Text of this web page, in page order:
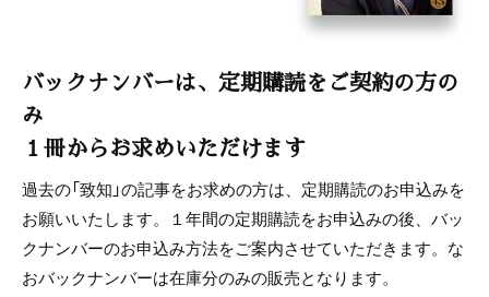
バックナンバーは、定期購読をご契約の方の
み
１冊からお求めいただけます
過去の「致知」の記事をお求めの方は、定期購読のお申込みを
お願いいたします。１年間の定期購読をお申込みの後、バッ
クナンバーのお申込み方法をご案内させていただきます。な
おバックナンバーは在庫分のみの販売となります。